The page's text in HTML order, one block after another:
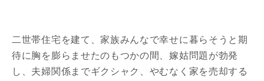
二世帯住宅を建て、家族みんなで幸せに暮らそうと期
待に胸を膨らませたのもつかの間、嫁姑問題が勃発
し、夫婦関係までギクシャク、やむなく家を売却する